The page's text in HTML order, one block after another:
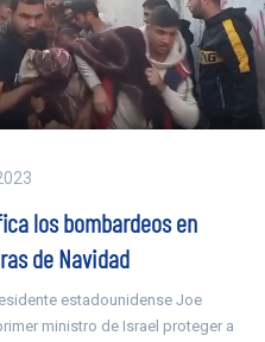
los bombardeos en
de Navidad
estadounidense Joe
ministro de Israel proteger a